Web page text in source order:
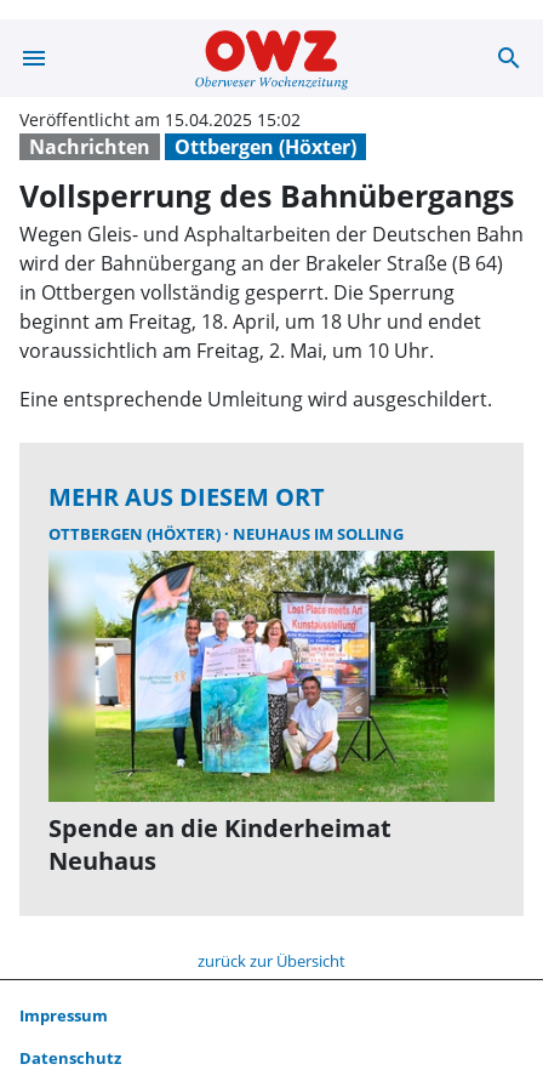
menu Vollsperrung search
Nachrichten Ottbergen (Höxter)
Veröffentlicht am 15.04.2025 15:02
Vollsperrung des Bahnübergangs
Wegen Gleis- und Asphaltarbeiten der Deutschen Bahn
wird der Bahnübergang an der Brakeler Straße (B 64)
in Ottbergen vollständig gesperrt. Die Sperrung
beginnt am Freitag, 18. April, um 18 Uhr und endet
voraussichtlich am Freitag, 2. Mai, um 10 Uhr.
Eine entsprechende Umleitung wird ausgeschildert.
MEHR AUS DIESEM ORT
OTTBERGEN (HÖXTER) NEUHAUS IM SOLLING
Spende an die Kinderheimat
Neuhaus
zurück zur Übersicht
Impressum
Datenschutz